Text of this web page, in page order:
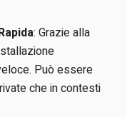
: Grazie alla
Può essere
che in contesti